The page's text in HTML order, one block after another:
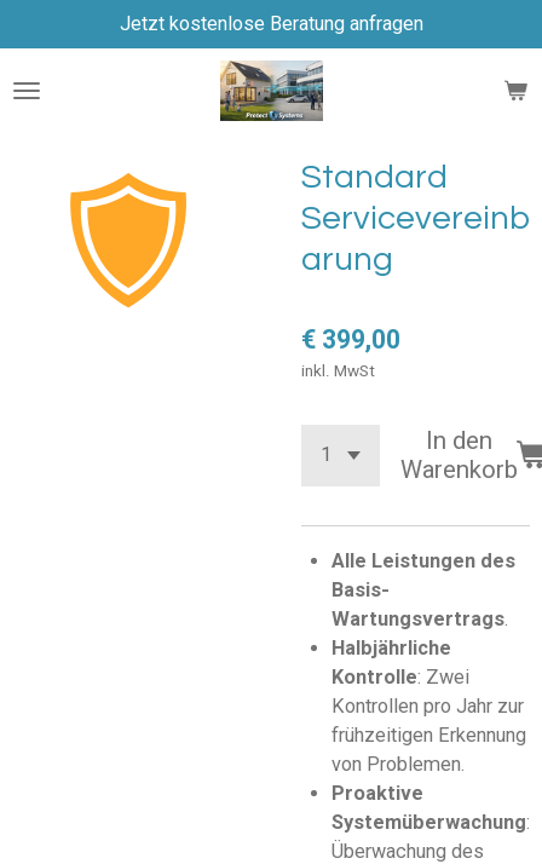
Hauptinhalt
springen
Jetzt kostenlose Beratung anfragen
Standard
Servicevereinb
arung
€ 399,00
inkl. MwSt
In den
Warenkorb
Alle Leistungen des
Basis-
Wartungsvertrags.
Halbjährliche
Kontrolle: Zwei
Kontrollen pro Jahr zur
frühzeitigen Erkennung
von Problemen.
Proaktive
Systemüberwachung:
Überwachung des